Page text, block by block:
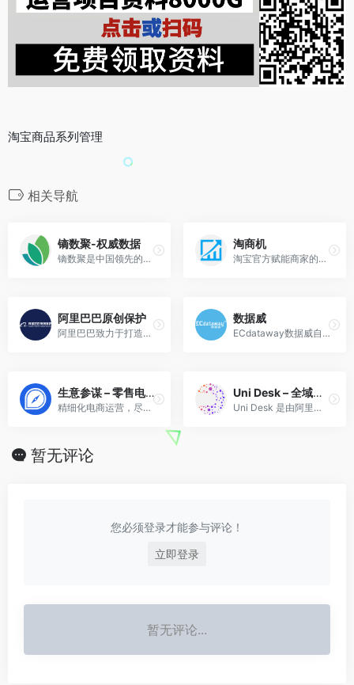
淘宝商品系列管理
相关导航
镝数聚-权威数据
镝数聚是中国领先的数据综合服务平台
淘商机
淘宝官方赋能商家的产品工具，依托于九大算法模型，可按需挖掘你想要的蓝海市场
阿里巴巴原创保护
阿里巴巴致力于打造健康而富有能量的原创发展平台，释放每一位原创商家的极致创造力
数据威
ECdataway数据威自2008年开始，通过抓取和分析电商信息和数据，为各类从事电商的客户提供天猫行业实时大数据分析
生意参谋 – 零售电商大数据产品平台
精细化电商运营，尽在生意参谋
Uni Desk – 全域营销
Uni Desk 是由阿里巴巴集团旗下大数据营销平台“阿里妈妈”推出的一款“品牌数字营销”的 Working Desk，致力于为品牌解决数字营销投放及策略的全链路营销解决方案。
暂无评论
您必须登录才能参与评论！
立即登录
暂无评论...